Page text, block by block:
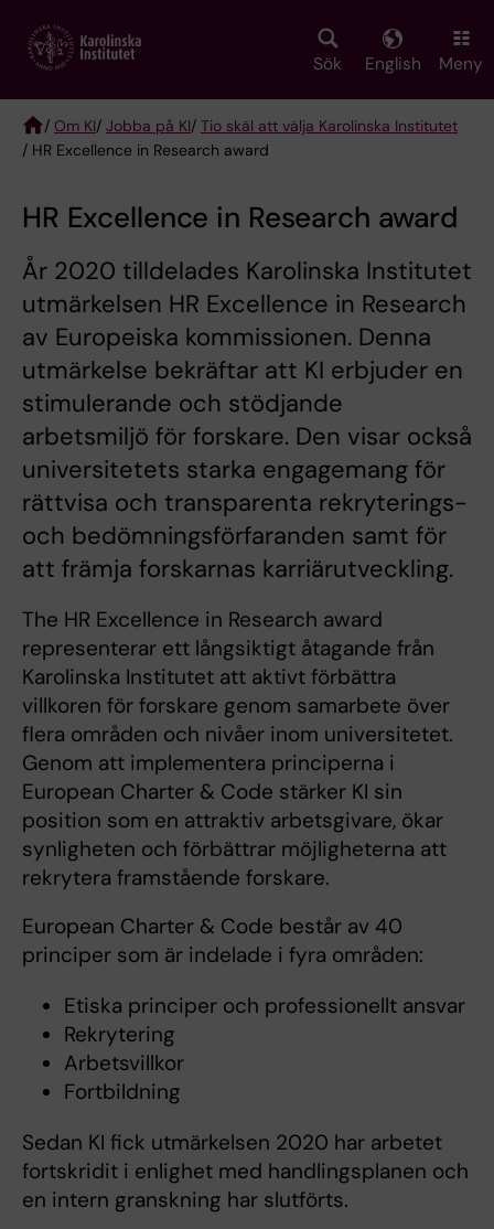
main
Sök English Meny
Breadcrumb
/ Om KI/ Jobba på KI/ Tio skäl att välja Karolinska Institutet
/ HR Excellence in Research award
HR Excellence in Research award
År 2020 tilldelades Karolinska Institutet
utmärkelsen HR Excellence in Research
av Europeiska kommissionen. Denna
utmärkelse bekräftar att KI erbjuder en
stimulerande och stödjande
arbetsmiljö för forskare. Den visar också
universitetets starka engagemang för
rättvisa och transparenta rekryterings-
och bedömningsförfaranden samt för
att främja forskarnas karriärutveckling.
The HR Excellence in Research award
representerar ett långsiktigt åtagande från
Karolinska Institutet att aktivt förbättra
villkoren för forskare genom samarbete över
flera områden och nivåer inom universitetet.
Genom att implementera principerna i
European Charter & Code stärker KI sin
position som en attraktiv arbetsgivare, ökar
synligheten och förbättrar möjligheterna att
rekrytera framstående forskare.
European Charter & Code består av 40
principer som är indelade i fyra områden:
Etiska principer och professionellt ansvar
Rekrytering
Arbetsvillkor
Fortbildning
Sedan KI fick utmärkelsen 2020 har arbetet
fortskridit i enlighet med handlingsplanen och
en intern granskning har slutförts.